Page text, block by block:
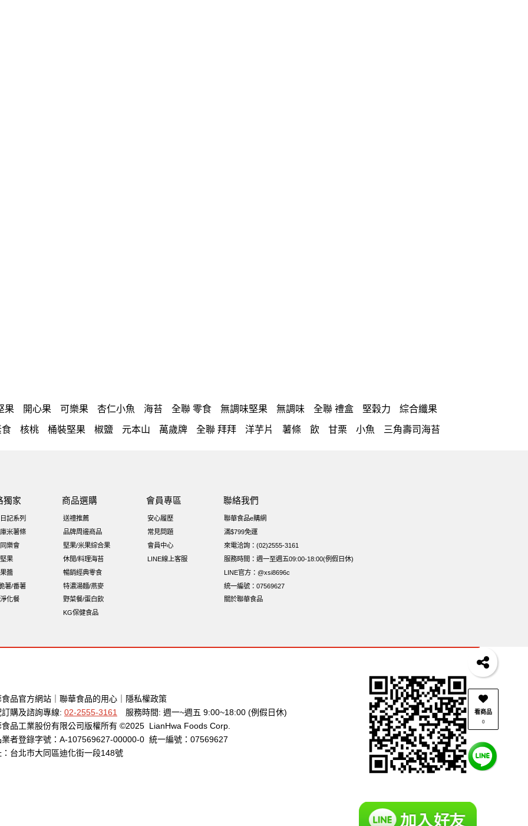
果 開心果 可樂果 杏仁小魚 海苔 全聯 零食 無調味堅果 無調味 全聯 禮盒 堅穀力 綜合纖果
食 核桃 桶裝堅果 椒鹽 元本山 萬歲牌 全聯 拜拜 洋芋片 薯條 飲 甘栗 小魚 三角壽司海苔
18克*5包 60g 寶咖咖 15g 萬歲牌-堅穀力 飯卷專用海苔
Costco 萬歲牌堅果 飯糰 穀物棒 拜拜箱 全聯 核桃 寶寶 海苔 波浪脆
獨家
記系列
米薯條
樂會
果
醬
薯/番薯
化餐
商品選購
送禮推薦
品牌周邊商品
堅果/米果綜合果
休閒/料理海苔
暢銷經典零食
特濃湯麵/燕麥
野菜餐/蛋白飲
KG保健食品
會員專區
安心履歷
常見問題
會員中心
LINE線上客服
聯絡我們
聯華食品e購網
滿$799免運
來電洽詢：(02)2555-3161
服務時間：週一至週五09:00-18:00(例假日休)
LINE官方：@xsi8696c
統一編號：07569627
關於聯華食品
食品官方網站 聯華食品的用心
隱私權政策
購及諮詢專線: 02-2555-3161
服務時間: 週一~週五 9:00~18:00 (例假日休)
食品工業股份有限公司版權所有 ©2025 LianHwa Foods Corp.
業者登錄字號：A-107569627-00000-0 統一編號：07569627
：台北市大同區迪化街一段148號
看商品
0